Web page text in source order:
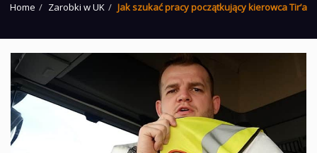
Home Zarobki w UK Jak szukać pracy początkujący kierowca Tir’a